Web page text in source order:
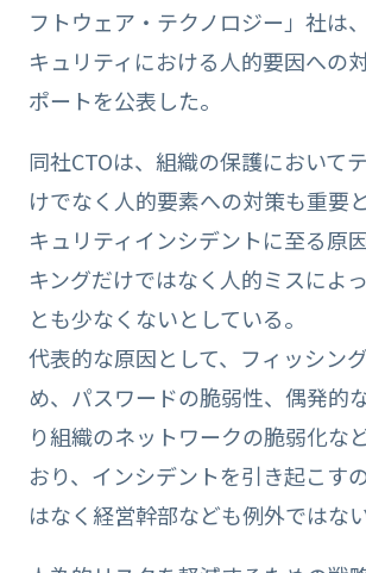
フトウェア・テクノロジー」社は
キュリティにおける人的要因への
ポートを公表した。
同社CTOは、組織の保護において
けでなく人的要素への対策も重要
キュリティインシデントに至る原
キングだけではなく人的ミスによ
とも少なくないとしている。
代表的な原因として、フィッシン
め、パスワードの脆弱性、偶発的
り組織のネットワークの脆弱化な
おり、インシデントを引き起こす
はなく経営幹部なども例外ではな